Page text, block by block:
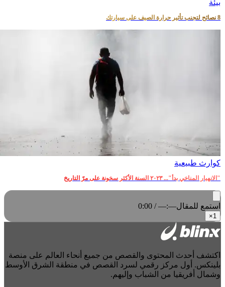
بيئة
كوارث طبيعية
"الانهيار المناخي بدأ"... ٢٠٢٣ السنة الأكثر سخونة على مرّ التاريخ
استمع للمقال 0:00 / —:—
1
×
اكتشف أحدث المحتوى والقصص من جميع أنحاء العالم على منصة
بلينكس. أول مركز رقمي لسرد القصص في منطقة الشرق الأوسط
وشمال أفريقيا من الشباب وإليهم.